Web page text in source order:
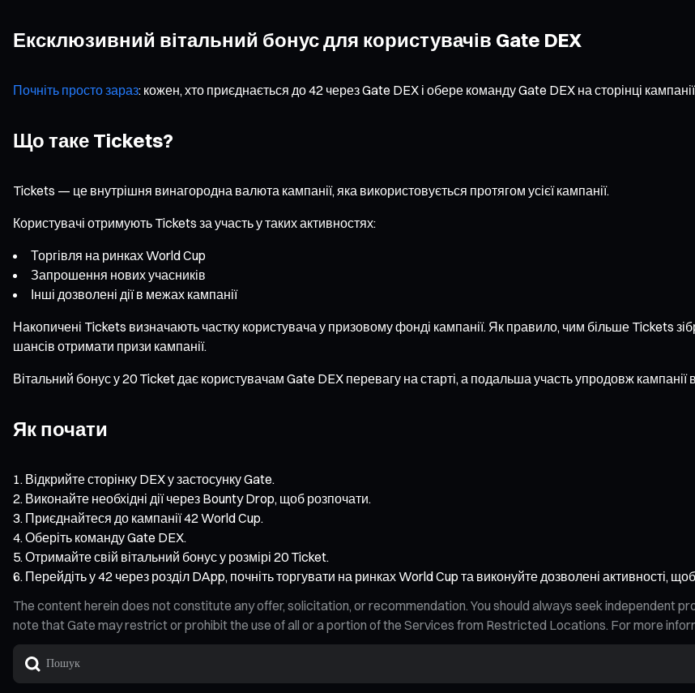
Ексклюзивний вітальний бонус для користувачів Gate DEX
Почніть просто зараз: кожен, хто приєднається до 42 через Gate DEX і обере команду Gate DEX на сторінці
Що таке Tickets?
Tickets — це внутрішня винагородна валюта кампанії, яка використовується протягом усієї кампанії.
Користувачі отримують Tickets за участь у таких активностях:
Торгівля на ринках World Cup
Запрошення нових учасників
Інші дозволені дії в межах кампанії
Накопичені Tickets визначають частку користувача у призовому фонді кампанії. Як правило, чим більше Tickets
шансів отримати призи кампанії.
Вітальний бонус у 20 Ticket дає користувачам Gate DEX перевагу на старті, а подальша участь упродовж
Як почати
Відкрийте сторінку DEX у застосунку Gate.
Виконайте необхідні дії через Bounty Drop, щоб розпочати.
Приєднайтеся до кампанії 42 World Cup.
Оберіть команду Gate DEX.
Отримайте свій вітальний бонус у розмірі 20 Ticket.
Перейдіть у 42 через розділ DApp, почніть торгувати на ринках World Cup та виконуйте дозволені активності,
The content herein does not constitute any offer, solicitation, or recommendation. You should always seek independent
note that Gate may restrict or prohibit the use of all or a portion of the Services from Restricted Locations. For more